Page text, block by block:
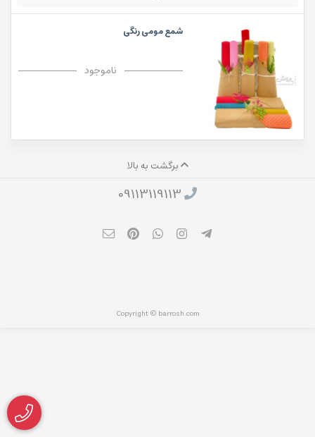
شمع مومی رنگی
ناموجود
برگشت به بالا
09113119113
Copyright © barrosh.com